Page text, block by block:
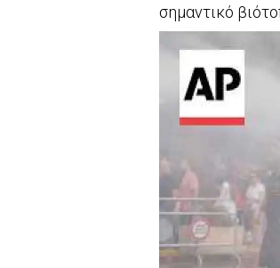
σημαντικό